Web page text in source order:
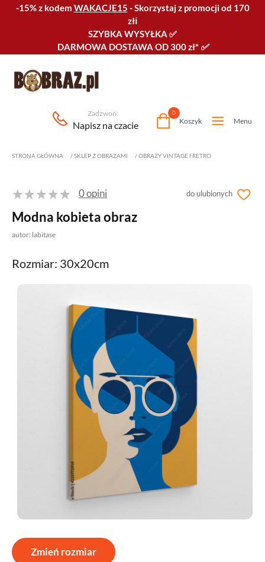
-15% z kodem WAKACJE15 -Skorzystaj z promocji od 170
złℹ️
SZYBKA WYSYŁKA ✅
DARMOWA DOSTAWA OD 300 zł* ✅
Zadzwoń:
Napisz na czacie Koszyk
0
Menu
STRONA GŁÓWNA /SKLEP Z OBRAZAMI /OBRAZY VINTAGE I RETRO
do ulubionych
0 opini
Modna kobieta obraz
autor: labitase
Rozmiar: 30x20cm
Zmień rozmiar